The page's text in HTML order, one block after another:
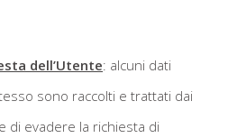
dell’Utente: alcuni dati
sono raccolti e trattati dai
di evadere la richiesta di